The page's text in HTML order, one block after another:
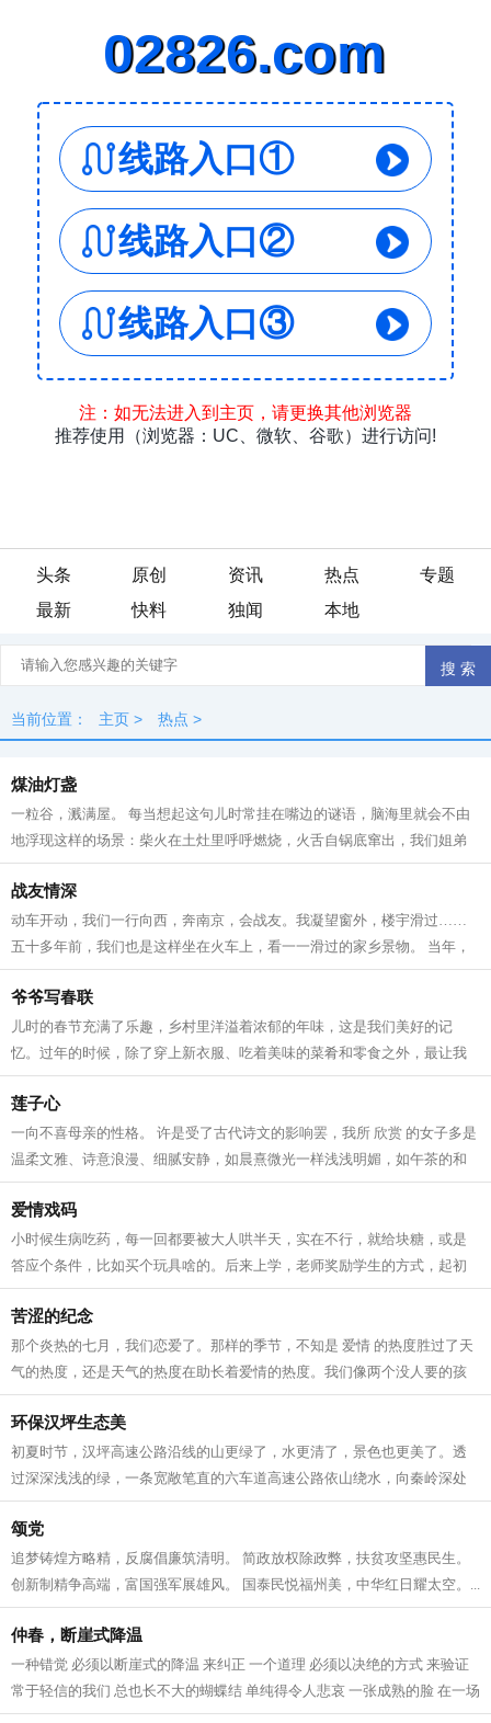
头条 原创 资讯 热点
专题
最新
快料 独闻 本地
当前位置： 主页 > 热点 >
煤油灯盏
一粒谷，溅满屋。 每当想起这句儿时常挂在嘴边的谜语，脑海里就会不由
地浮现这样的场景：柴火在土灶里呼呼燃烧，火舌自锅底窜出，我们姐弟
坐在宽板条凳上，烤火，添柴，叽叽喳...
战友情深
动车开动，我们一行向西，奔南京，会战友。我凝望窗外，楼宇滑过……
五十多年前，我们也是这样坐在火车上，看一一滑过的家乡景物。 当年，
我们是一群特殊的“小兵”，大多数十...
爷爷写春联
儿时的春节充满了乐趣，乡村里洋溢着浓郁的年味，这是我们美好的记
忆。过年的时候，除了穿上新衣服、吃着美味的菜肴和零食之外，最让我
难忘的却是春联。 千门万户日，总把...
莲子心
一向不喜母亲的性格。 许是受了古代诗文的影响罢，我所 欣赏 的女子多是
温柔文雅、诗意浪漫、细腻安静，如晨熹微光一样浅浅明媚，如午茶的和
风一样淡然空灵，如长青的落松一样...
爱情戏码
小时候生病吃药，每一回都要被大人哄半天，实在不行，就给块糖，或是
答应个条件，比如买个玩具啥的。后来上学，老师奖励学生的方式，起初
是小红花，后来是笔记本。再后来我写...
苦涩的纪念
那个炎热的七月，我们恋爱了。那样的季节，不知是 爱情 的热度胜过了天
气的热度，还是天气的热度在助长着爱情的热度。我们像两个没人要的孩
子，赖在“麦肯基”临窗的位子上，...
环保汉坪生态美
初夏时节，汉坪高速公路沿线的山更绿了，水更清了，景色也更美了。透
过深深浅浅的绿，一条宽敞笔直的六车道高速公路依山绕水，向秦岭深处
的远方无限延伸，构成了路与山体自然...
颂党
追梦铸煌方略精，反腐倡廉筑清明。 简政放权除政弊，扶贫攻坚惠民生。
创新制精争高端，富国强军展雄风。 国泰民悦福州美，中华红日耀太空。...
仲春，断崖式降温
一种错觉 必须以断崖式的降温 来纠正 一个道理 必须以决绝的方式 来验证
常于轻信的我们 总也长不大的蝴蝶结 单纯得令人悲哀 一张成熟的脸 在一场
断崖式降温之后 多了些沧桑 春天...